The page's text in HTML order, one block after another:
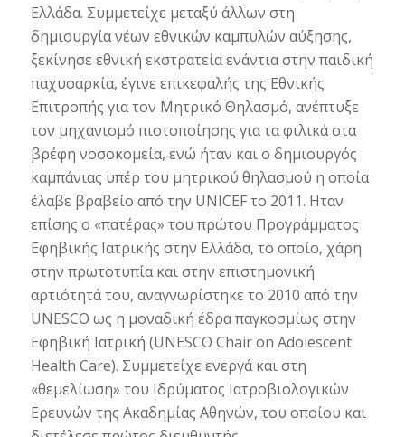
Ελλάδα. Συμμετείχε μεταξύ άλλων στη
δημιουργία νέων εθνικών καμπυλών αύξησης,
ξεκίνησε εθνική εκστρατεία ενάντια στην παιδική
παχυσαρκία, έγινε επικεφαλής της Εθνικής
Επιτροπής για τον Μητρικό Θηλασμό, ανέπτυξε
τον μηχανισμό πιστοποίησης για τα φιλικά στα
βρέφη νοσοκομεία, ενώ ήταν και ο δημιουργός
καμπάνιας υπέρ του μητρικού θηλασμού η οποία
έλαβε βραβείο από την UNICEF το 2011. Ηταν
επίσης ο «πατέρας» του πρώτου Προγράμματος
Εφηβικής Ιατρικής στην Ελλάδα, το οποίο, χάρη
στην πρωτοτυπία και στην επιστημονική
αρτιότητά του, αναγνωρίστηκε το 2010 από την
UNESCO ως η μοναδική έδρα παγκοσμίως στην
Εφηβική Ιατρική (UNESCO Chair on Adolescent
Health Care). Συμμετείχε ενεργά και στη
«θεμελίωση» του Ιδρύματος Ιατροβιολογικών
Ερευνών της Ακαδημίας Αθηνών, του οποίου και